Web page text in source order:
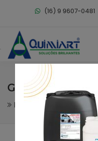
(16) 9 9607-0481
GELLY TOP
Limpeza Geral Limpa